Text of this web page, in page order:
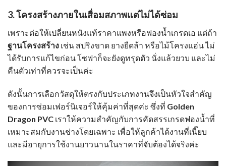
3. โครงสร้างภายในเสื่อมสภาพแต่ไม่ได้ซ่อม
เพราะต่อให้เปลี่ยนหนังแท้ราคาแพงหรือฟองน้ำเกรดเอ แต่ถ้า
ฐานโครงสร้าง เช่น สปริงขาด ยางยืดล้า หรือไม้โครงแอ่น ไม่
ได้รับการแก้ไขก่อน โซฟาก็จะยังดูทรุดตัว นั่งแล้วยวบ และไม่
คืนตัวเท่าที่ควรจะเป็นค่ะ
ดังนั้นการเลือกวัสดุให้ตรงกับประเภทงานจึงเป็นหัวใจสำคัญ
ของการซ่อมเฟอร์นิเจอร์ให้คุ้มค่าที่สุดค่ะ ซึ่งที่ Golden
Dragon PVC เราให้ความสำคัญกับการคัดสรรเกรดฟองน้ำที่
เหมาะสมกับงานช่างโดยเฉพาะ เพื่อให้ลูกค้าได้งานที่เนี๊ยบ
และมีอายุการใช้งานยาวนานในราคาที่จับต้องได้จริงค่ะ